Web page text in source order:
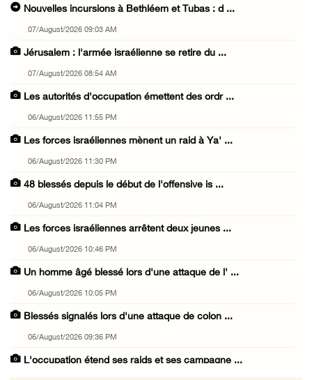
Nouvelles incursions à Bethléem et Tubas : d ...
07/August/2026 09:03 AM
Jérusalem : l'armée israélienne se retire du ...
07/August/2026 08:54 AM
Les autorités d'occupation émettent des ordr ...
06/August/2026 11:55 PM
Les forces israéliennes mènent un raid à Ya' ...
06/August/2026 11:30 PM
48 blessés depuis le début de l'offensive is ...
06/August/2026 11:04 PM
Les forces israéliennes arrêtent deux jeunes ...
06/August/2026 10:46 PM
Un homme âgé blessé lors d'une attaque de l' ...
06/August/2026 10:05 PM
Blessés signalés lors d'une attaque de colon ...
06/August/2026 09:36 PM
L'occupation étend ses raids et ses campagne ...